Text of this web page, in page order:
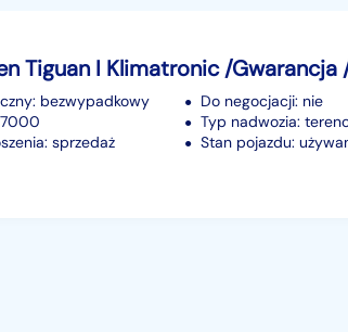
bezwypadkowy
sprzedaż
Do negocjacji: nie
Typ nadwozia:
Stan pojazdu: